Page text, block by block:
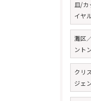
皿/カ
イヤ
灘区
ント
クリ
ジェ